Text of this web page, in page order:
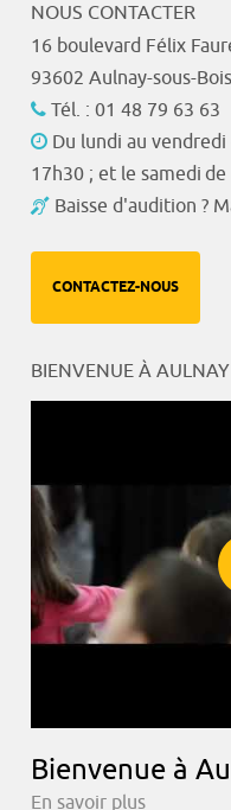
NOUS CONTACTER
16 boulevard Félix
93602 Aulnay-sous-Bois
Tél. : 01 48 79 63 63
Du lundi au
17h30 ; et le samedi
Baisse d'audition ?
CONTACTEZ-NOUS
BIENVENUE À AULNAY
Bienvenue à
En savoir plus